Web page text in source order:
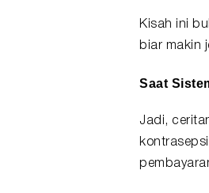
Kisah ini
biar makin
Saat
Jadi,